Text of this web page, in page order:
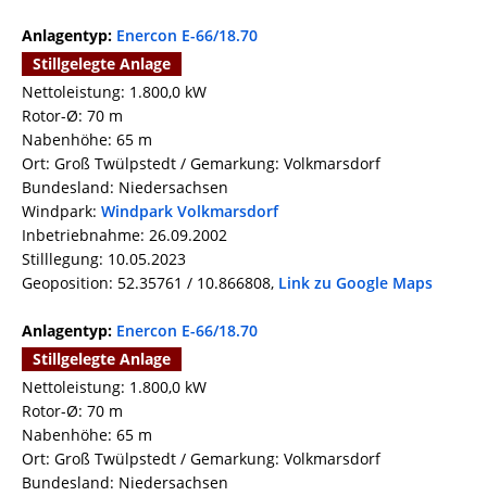
Anlagentyp: Enercon E-66/18.70
Stillgelegte Anlage
Nettoleistung: 1.800,0 kW
Rotor-Ø: 70 m
Nabenhöhe: 65 m
Ort: Groß Twülpstedt / Gemarkung: Volkmarsdorf
Bundesland: Niedersachsen
Windpark: Windpark Volkmarsdorf
Inbetriebnahme: 26.09.2002
Stilllegung: 10.05.2023
Geoposition: 52.35761 / 10.866808, Link zu Google Maps
Anlagentyp: Enercon E-66/18.70
Stillgelegte Anlage
Nettoleistung: 1.800,0 kW
Rotor-Ø: 70 m
Nabenhöhe: 65 m
Ort: Groß Twülpstedt / Gemarkung: Volkmarsdorf
Bundesland: Niedersachsen